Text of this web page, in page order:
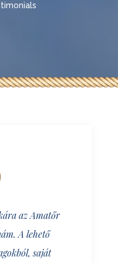
az Amatőr
A lehető
saját